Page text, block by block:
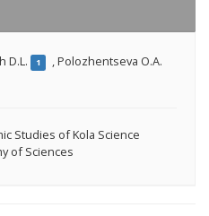
D.L. 1 ,Polozhentseva O.A.
Studies of Kola Science
of Sciences